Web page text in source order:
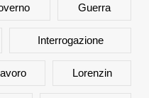
Guerra
Interrogazione
Lorenzin